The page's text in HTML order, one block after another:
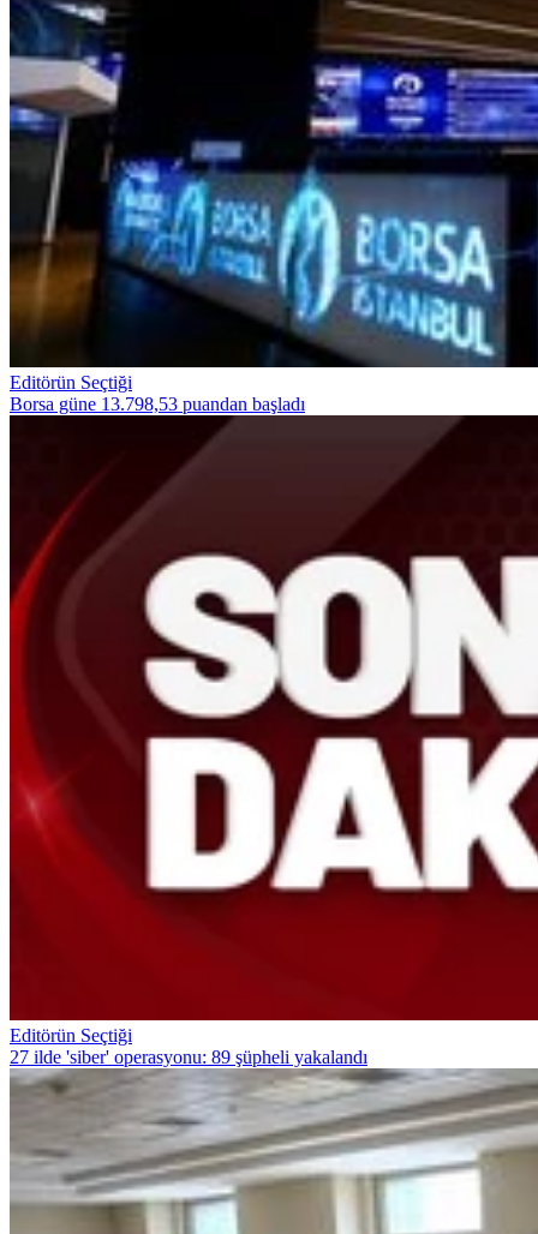
Editörün Seçtiği
Borsa güne 13.798,53 puandan başladı
Editörün Seçtiği
27 ilde 'siber' operasyonu: 89 şüpheli yakalandı